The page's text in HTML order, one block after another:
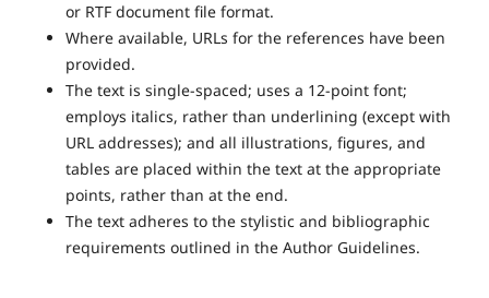
or RTF document file format.
Where available, URLs for the references have been
provided.
The text is single-spaced; uses a 12-point font;
employs italics, rather than underlining (except with
URL addresses); and all illustrations, figures, and
tables are placed within the text at the appropriate
points, rather than at the end.
The text adheres to the stylistic and bibliographic
requirements outlined in the Author Guidelines.